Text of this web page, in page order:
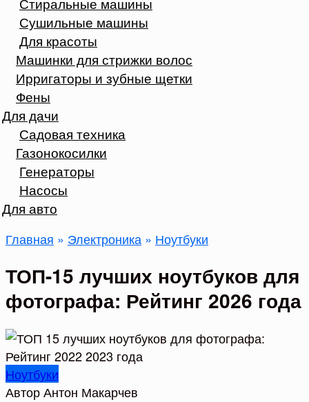
Сушильные машины
Для красоты
Машинки для стрижки волос
Ирригаторы и зубные щетки
Фены
Для дачи
Садовая техника
Газонокосилки
Генераторы
Насосы
Для авто
Главная » Электроника » Ноутбуки
ТОП-15 лучших ноутбуков для
фотографа: Рейтинг 2026 года
Ноутбуки
АвторАнтон Макарчев